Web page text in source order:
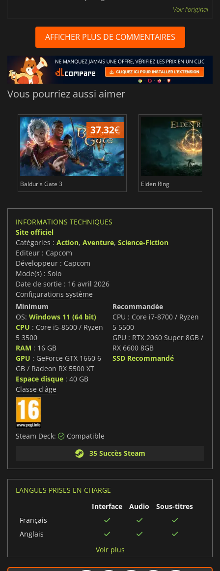
Voir l'original
AFFICHER PLUS DE COMMENTAIRES
Vous pourriez aussi aimer
37.32€
Baldur's Gate 3 Elden Ring
INFORMATIONS TECHNIQUES
Site officiel
Catégories : Action, Aventure, Science-Fiction
Editeur : Capcom
Développeur : Capcom
Mode(s) : Solo
Date de sortie : 16 avril 2026
Configurations système
Minimum
OS: Windows 11 (64 bit)
CPU : Core i5-8500 / Ryzen
5 3500
RAM : 16 GB
GPU : GeForce GTX 1660 6
GB / Radeon RX 5500 XT
Espace disque : 40 GB
Recommandée
CPU : Core i7-8700 / Ryzen
5 5500
GPU : RTX 2060 Super 8GB /
RX 6600 8GB
SSD Recommandé
Classe d'âge
Steam Deck:
Compatible
35 Succès Steam
LANGUES PRISES EN CHARGE
Interface
Audio
Sous-titres
Français
Anglais
Voir plus